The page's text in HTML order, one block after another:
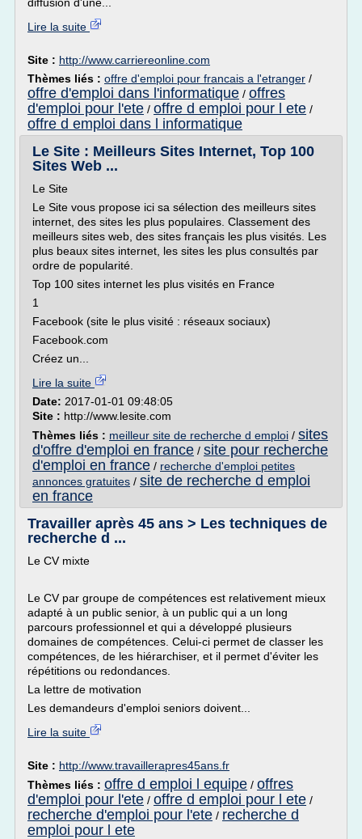
Lire la suite
Site : http://www.carriereonline.com
Thèmes liés : offre d'emploi pour francais a l'etranger /
offre d'emploi dans l'informatique / offres
d'emploi pour l'ete / offre d emploi pour l ete /
offre d emploi dans l informatique
Le Site : Meilleurs Sites Internet, Top 100
Sites Web ...
Le Site
Le Site vous propose ici sa sélection des meilleurs sites
internet, des sites les plus populaires. Classement des
meilleurs sites web, des sites français les plus visités. Les
plus beaux sites internet, les sites les plus consultés par
ordre de popularité.
Top 100 sites internet les plus visités en France
1
Facebook (site le plus visité : réseaux sociaux)
Facebook.com
Créez un...
Lire la suite
Date: 2017-01-01 09:48:05
Site : http://www.lesite.com
Thèmes liés : meilleur site de recherche d emploi / sites
d'offre d'emploi en france / site pour recherche
d'emploi en france / recherche d'emploi petites
annonces gratuites / site de recherche d emploi
en france
Travailler après 45 ans > Les techniques de
recherche d ...
Le CV mixte
Le CV par groupe de compétences est relativement mieux
adapté à un public senior, à un public qui a un long
parcours professionnel et qui a développé plusieurs
domaines de compétences. Celui-ci permet de classer les
compétences, de les hiérarchiser, et il permet d'éviter les
répétitions ou redondances.
La lettre de motivation
Les demandeurs d'emploi seniors doivent...
Lire la suite
Site : http://www.travaillerapres45ans.fr
Thèmes liés : offre d emploi l equipe / offres
d'emploi pour l'ete / offre d emploi pour l ete /
recherche d'emploi pour l'ete / recherche d
emploi pour l ete